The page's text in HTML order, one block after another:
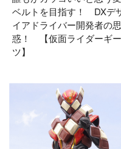
ベルトを目指す！ DXデ
イアドライバー開発者の思
惑！ 【仮面ライダーギー
ツ】